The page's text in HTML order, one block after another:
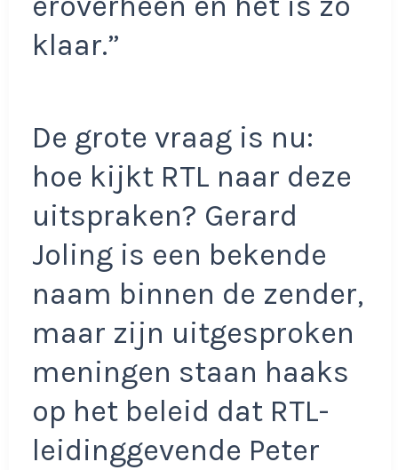
klaar.”
De grote vraag is nu:
hoe kijkt RTL naar deze
uitspraken? Gerard
Joling is een bekende
naam binnen de zender,
maar zijn uitgesproken
meningen staan haaks
op het beleid dat RTL-
leidinggevende Peter